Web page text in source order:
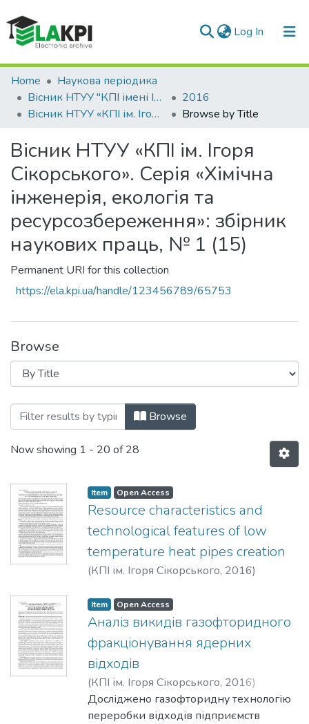
Log In (current)
Communities & Collections
All of DSpace
Home
Наукова періодика
Вісник НТУУ "КПІ імені Ігоря Сікорського". Серія: Хімічна інженерія, екологія та ресурсозбереження
2016
Вісник НТУУ «КПІ ім. Ігоря Сікорського». Серія «Хімічна інженерія, екологія та ресурсозбереження»: збірник наукових праць, № 1 (15)
Browse by Title
Вісник НТУУ «КПІ ім. Ігоря
Сікорського». Серія «Хімічна
інженерія, екологія та
ресурсозбереження»: збірник
наукових праць, № 1 (15)
Permanent URI for this collection
https://ela.kpi.ua/handle/123456789/65753
Browse
Browsing Вісник НТУУ «КПІ ім. Ігоря
Browse
Now showing 1 - 20 of 28
Item Open Access
Resource characteristics and
technological features of low
temperature heat pipes creation
(КПІ ім. Ігоря Сікорського, 2016)
Item Open Access
Аналіз викидів газофторидного
фракціонування ядерних
відходів
(КПІ ім. Ігоря Сікорського, 2016)
Левенець, В. В.;Ролік, І. Л.;Усіков, М. П.;
Широков, Б. М.;Хованський, М. О.
Досліджено газофторидну технологію
переробки відходів підприємств